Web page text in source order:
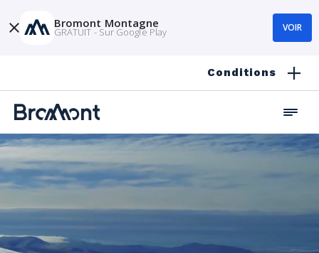
Conditions
Bromont Montagne
GRATUIT - Sur Google Play VOIR